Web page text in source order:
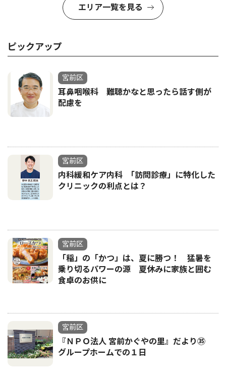
エリア一覧を見る
ピックアップ
宮前区
耳鼻咽喉科 難聴かなと思ったら話す側が
配慮を
宮前区
内科緩和ケア内科 ｢訪問診療」に特化した
クリニックの利点とは？
宮前区
「稲」の「かつ」は、夏に勝つ！ 猛暑を
乗り切るパワーの源 夏休みに家族と囲む
食卓のお供に
宮前区
『ＮＰＯ法人 宮前かぐやの里』だより㉟
グループホームでの１日